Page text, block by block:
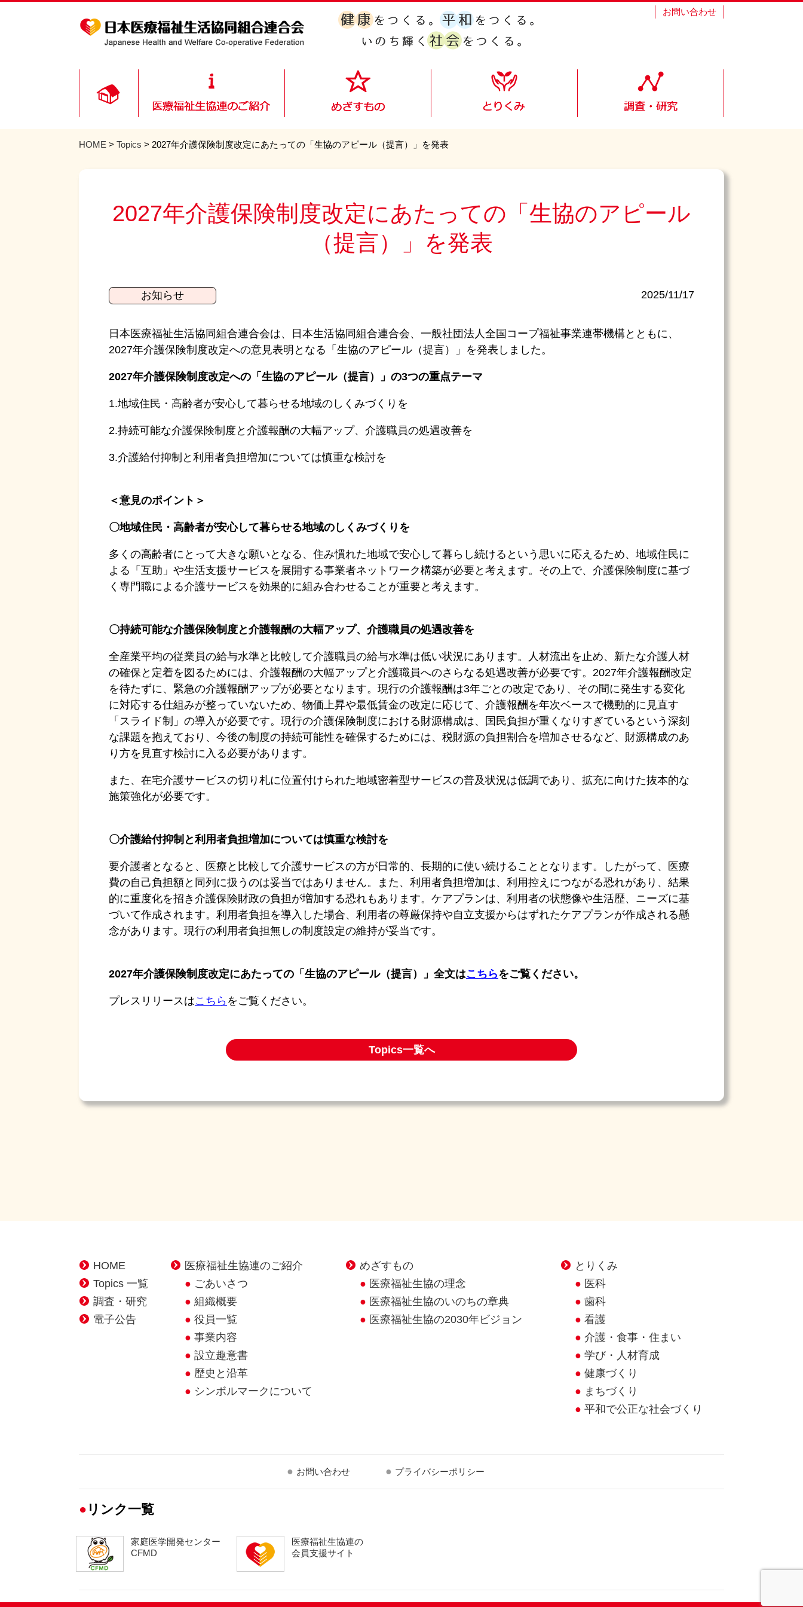
お問い合わせ
HOME > Topics > 2027年介護保険制度改定にあたっての「生協のアピール（提言）」を発表
2027年介護保険制度改定にあたっての「生協のアピール
（提言）」を発表
2025/11/17
お知らせ
日本医療福祉生活協同組合連合会は、日本生活協同組合連合会、一般社団法人全国コープ福祉事業連帯機構とともに、
2027年介護保険制度改定への意見表明となる「生協のアピール（提言）」を発表しました。
2027年介護保険制度改定への「生協のアピール（提言）」の3つの重点テーマ
1.地域住民・高齢者が安心して暮らせる地域のしくみづくりを
2.持続可能な介護保険制度と介護報酬の大幅アップ、介護職員の処遇改善を
3.介護給付抑制と利用者負担増加については慎重な検討を
＜意見のポイント＞
〇地域住民・高齢者が安心して暮らせる地域のしくみづくりを
多くの高齢者にとって大きな願いとなる、住み慣れた地域で安心して暮らし続けるという思いに応えるため、地域住民に
よる「互助」や生活支援サービスを展開する事業者ネットワーク構築が必要と考えます。その上で、介護保険制度に基づ
く専門職による介護サービスを効果的に組み合わせることが重要と考えます。
〇持続可能な介護保険制度と介護報酬の大幅アップ、介護職員の処遇改善を
全産業平均の従業員の給与水準と比較して介護職員の給与水準は低い状況にあります。人材流出を止め、新たな介護人材
の確保と定着を図るためには、介護報酬の大幅アップと介護職員へのさらなる処遇改善が必要です。2027年介護報酬改定
を待たずに、緊急の介護報酬アップが必要となります。現行の介護報酬は3年ごとの改定であり、その間に発生する変化
に対応する仕組みが整っていないため、物価上昇や最低賃金の改定に応じて、介護報酬を年次ベースで機動的に見直す
「スライド制」の導入が必要です。現行の介護保険制度における財源構成は、国民負担が重くなりすぎているという深刻
な課題を抱えており、今後の制度の持続可能性を確保するためには、税財源の負担割合を増加させるなど、財源構成のあ
り方を見直す検討に入る必要があります。
また、在宅介護サービスの切り札に位置付けられた地域密着型サービスの普及状況は低調であり、拡充に向けた抜本的な
施策強化が必要です。
〇介護給付抑制と利用者負担増加については慎重な検討を
要介護者となると、医療と比較して介護サービスの方が日常的、長期的に使い続けることとなります。したがって、医療
費の自己負担額と同列に扱うのは妥当ではありません。また、利用者負担増加は、利用控えにつながる恐れがあり、結果
的に重度化を招き介護保険財政の負担が増加する恐れもあります。ケアプランは、利用者の状態像や生活歴、ニーズに基
づいて作成されます。利用者負担を導入した場合、利用者の尊厳保持や自立支援からはずれたケアプランが作成される懸
念があります。現行の利用者負担無しの制度設定の維持が妥当です。
2027年介護保険制度改定にあたっての「生協のアピール（提言）」全文はこちらをご覧ください。
プレスリリースはこちら をご覧ください。
Topics一覧へ
HOME
Topics 一覧
調査・研究
電子公告
医療福祉生協連のご紹介
ごあいさつ
組織概要
役員一覧
事業内容
設立趣意書
歴史と沿革
シンボルマークについて
めざすもの
医療福祉生協の理念
医療福祉生協のいのちの章典
医療福祉生協の2030年ビジョン
とりくみ
医科
歯科
看護
介護・食事・住まい
学び・人材育成
健康づくり
まちづくり
平和で公正な社会づくり
お問い合わせ プライバシーポリシー
● リンク一覧
家庭医学開発センター
CFMD
医療福祉生協連の
会員支援サイト